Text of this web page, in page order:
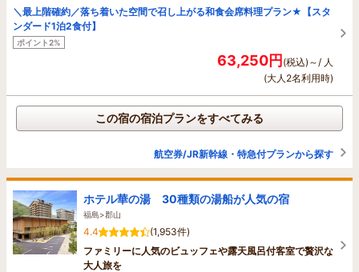
＼最上階確約／落ち着いた空間で召し上がる和食会席料理プラン★【スタ
ンダード1泊2食付】
ポイント2%
63,250円(税込)～/ 人
(大人2名利用時)
この宿の宿泊プランをすべてみる
航空券/JR新幹線・特急付プランから探す
ホテル華の湯 30種類の湯船が人気の宿
福島>郡山
4.4
(1,953件)
ファミリーに人気のビュッフェや露天風呂付客室で贅沢な
大人旅を